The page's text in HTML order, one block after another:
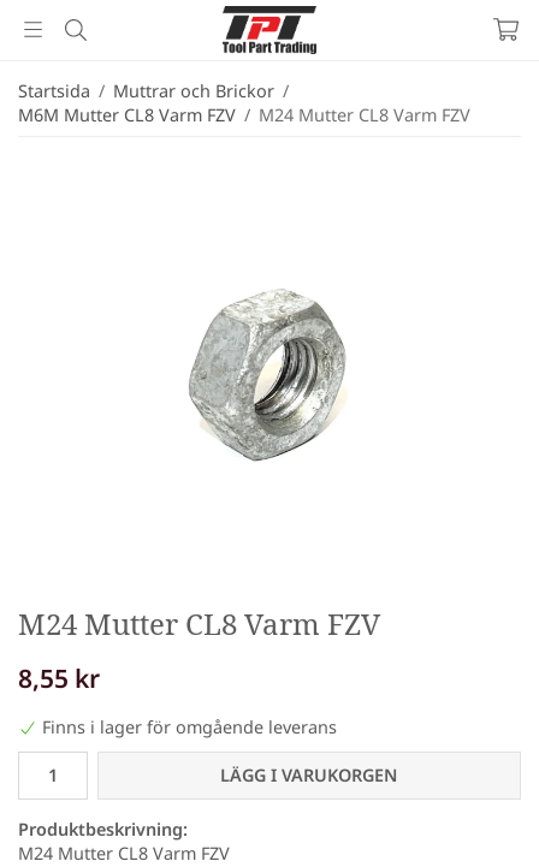
Startsida / Muttrar och Brickor /
M6M Mutter CL8 Varm FZV / M24 Mutter CL8 Varm FZV
M24 Mutter CL8 Varm FZV
8,55 kr
Finns i lager för omgående leverans
LÄGG I VARUKORGEN
Produktbeskrivning:
M24 Mutter CL8 Varm FZV